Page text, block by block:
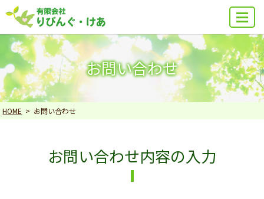
MENU
お問い合わせ
HOME お問い合わせ
お問い合わせ内容の入力